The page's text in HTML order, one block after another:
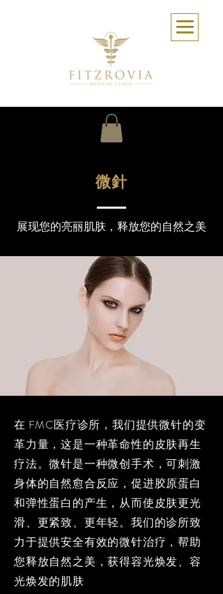
微針
展现您的亮丽肌肤，释放您的自然之美
在 FMC医疗诊所，我们提供微针的变
革力量，这是一种革命性的皮肤再生
疗法。微针是一种微创手术，可刺激
身体的自然愈合反应，促进胶原蛋白
和弹性蛋白的产生，从而使皮肤更光
滑、更紧致、更年轻。我们的诊所致
力于提供安全有效的微针治疗，帮助
您释放自然之美，获得容光焕发、容
光焕发的肌肤